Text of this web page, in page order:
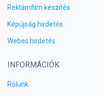
Reklámfilm készítés
Képújság hirdetés
Webes hirdetés
INFORMÁCIÓK
Rólunk